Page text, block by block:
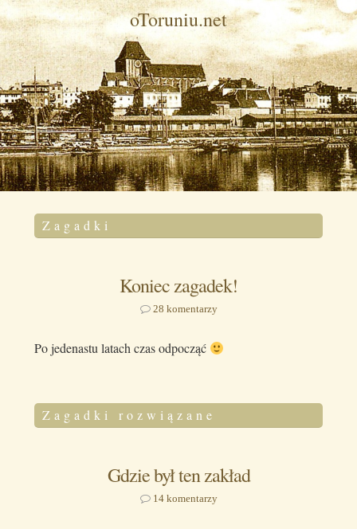
oToruniu.net
Zagadki
Koniec zagadek!
28 komentarzy
Po jedenastu latach czas odpocząć
Zagadki rozwiązane
Gdzie był ten zakład
14 komentarzy